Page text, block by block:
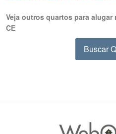
Veja outros quartos para alugar
CE
Buscar